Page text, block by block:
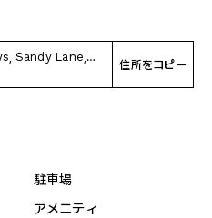
Sandy Lane,
住所をコピー
駐車場
アメニティ